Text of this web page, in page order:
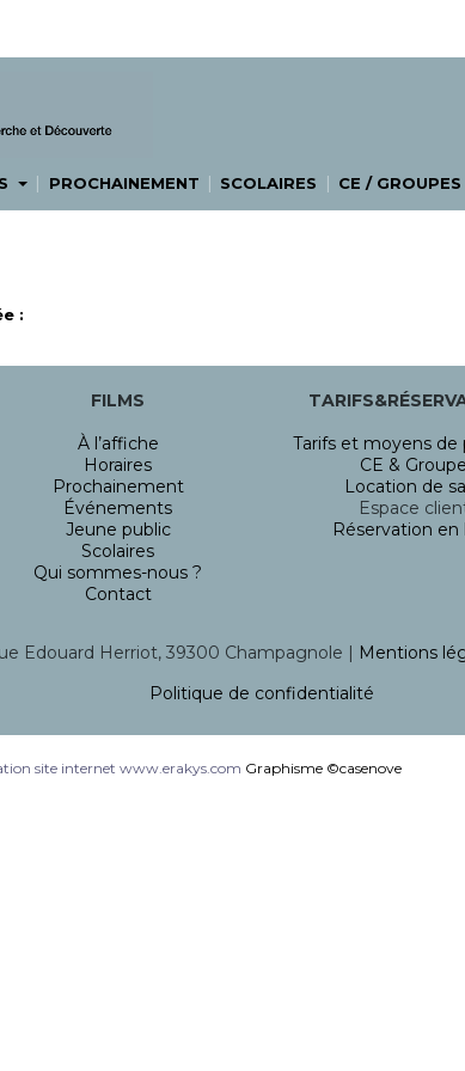
| PROCHAINEMENT | SCOLAIRES | CE / GROUPES
:
FILMS
À l’affiche
Horaires
Prochainement
Événements
Jeune public
Scolaires
Qui sommes-nous ?
Contact
Tarifs et moyens
CE &
Location de
Espace
Réservation en
Edouard Herriot, 39300 Champagnole | Mentions
Politique de confidentialité
site internet www.erakys.com Graphisme ©casenove